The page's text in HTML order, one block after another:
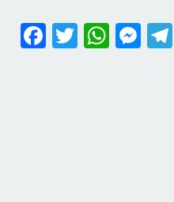
Facebook
Twitter